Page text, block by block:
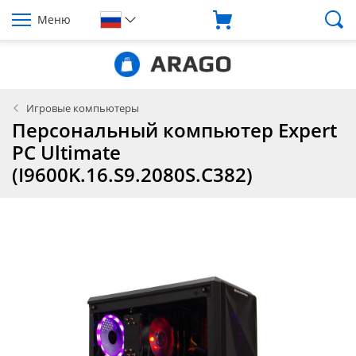
Меню
Игровые компьютеры
Персональный компьютер Expert
PC Ultimate
(I9600K.16.S9.2080S.C382)